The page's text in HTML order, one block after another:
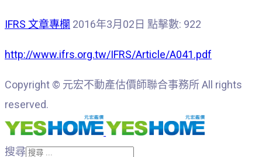
IFRS 文章專欄 2016年3月02日 點擊數: 922
http://www.ifrs.org.tw/IFRS/Article/A041.pdf
Copyright © 元宏不動產估價師聯合事務所 All rights
reserved.
搜尋